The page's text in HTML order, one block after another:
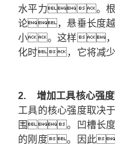
水平力。根
论，悬垂长度
小。这样，
化时，它将减
2. 增加工具核心
工具的核心强度取决
围。凹槽长度
的刚度。因此